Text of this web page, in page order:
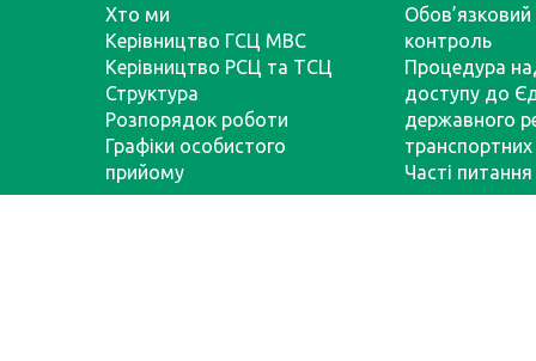
Хто ми
Керівництво ГСЦ МВС
Керівництво РСЦ та ТСЦ
Структура
Розпорядок роботи
Графіки особистого
прийому
Обов’язковий
контроль
Процедура
доступу до
державного
транспортних
Часті питання